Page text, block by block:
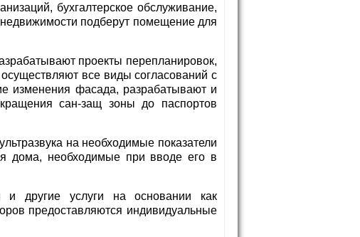
бухгалтерское обслуживание,
подберут помещение для
проекты перепланировок,
все виды согласований с
изменения фасада, разрабатывают и
сан-защ зоны до паспортов
на необходимые показатели
дома, необходимые при вводе его в
и другие услуги на основании как
предоставляются индивидуальные